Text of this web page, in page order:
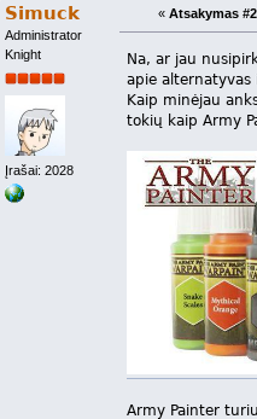
Simuck
Administrator
Knight
Įrašai: 2028
« Atsakymas
Na, ar jau
apie alternatyvas
Kaip minėjau
tokių kaip Army
Army Painter